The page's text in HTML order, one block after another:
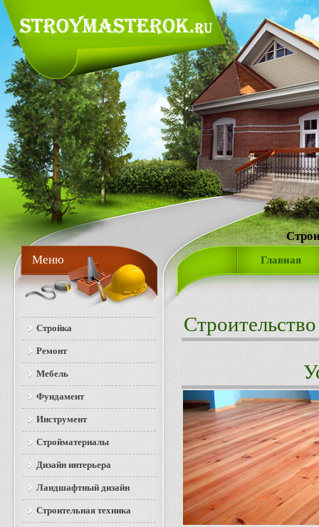
Главная
Строительство
Меню
Стройка
Ремонт
Мебель
Фундамент
Инструмент
Стройматериалы
Дизайн интерьера
Ландшафтный дизайн
Строительная техника